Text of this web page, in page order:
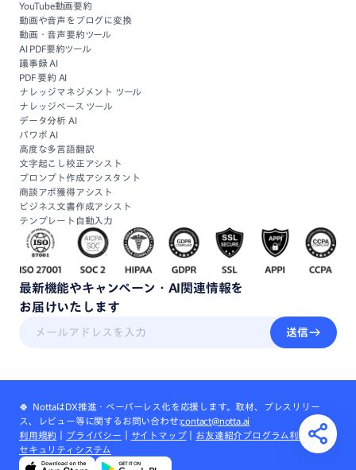
YouTube動画要約
動画や音声をブログに変換
動画・音声要約ツール
AI PDF要約ツール
議事録 AI
PDF 要約 AI
ナレッジマネジメント ツール
ナレッジベース ツール
データ分析 AI
パワポ AI
高度な多言語翻訳
文字起こし校正アシスト
プロンプト作成アシスタント
商談アポ獲得アシスト
ビジネス文書作成アシスト
テンプレート自動入力
最新機能やキャンペーン・ AI関連情報を
お届けいたします
送信
🍀 NottaはDX推進・ペーパーレス化を応援します。取材、プレスリリー
ス、レビュー等に関するお問い合わせ:contact@notta.ai
利用規約
プライバシー サイトマップ｜ お友達紹介プログラム利用規約
｜
セキュリティシステム